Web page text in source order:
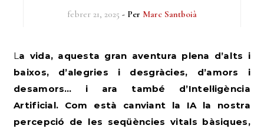
febrer 21, 2025 - Per Marc Santboià
La vida, aquesta gran aventura plena d’alts i
baixos, d’alegries i desgràcies, d’amors i
desamors… i ara també d’Intel·ligència
Artificial. Com està canviant la IA la nostra
percepció de les seqüències vitals bàsiques,